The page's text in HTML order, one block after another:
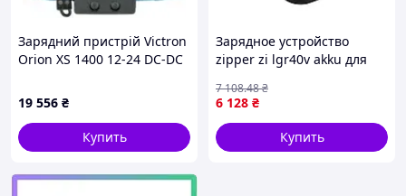
Зарядний пристрій Victron
Orion XS 1400 12-24 DC-DC
19 556 ₴
Купить
Зарядное устройство
zipper zi lgr40v akku для
аккумулятора 40 в быстрое
зарядка
6 128 ₴
7 108.48₴
Купить